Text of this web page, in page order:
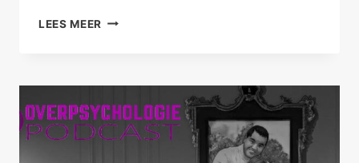
LEES MEER MEER
JE
RELATIE